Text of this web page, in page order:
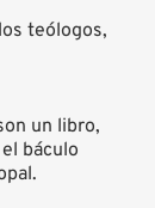
teólogos,
un libro,
báculo